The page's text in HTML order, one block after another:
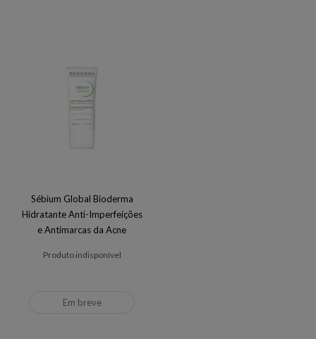
Sébium Global Bioderma
Hidratante Anti-Imperfeições
e Antimarcas da Acne
Produto indisponível
Em breve